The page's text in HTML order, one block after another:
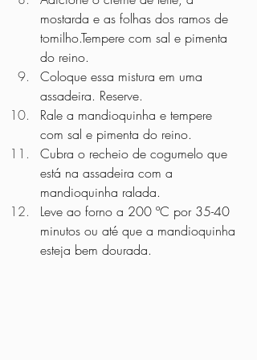
mostarda e as folhas dos ramos de
tomilho.Tempere com sal e pimenta
do reino.
Coloque essa mistura em uma
assadeira. Reserve.
Rale a mandioquinha e tempere
com sal e pimenta do reino.
Cubra o recheio de cogumelo que
está na assadeira com a
mandioquinha ralada.
Leve ao forno a 200 ºC por 35-40
minutos ou até que a mandioquinha
esteja bem dourada.